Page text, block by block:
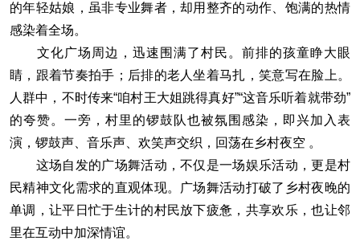
的年轻姑娘，虽非专业舞者，却用整齐的动作、饱满的热情
感染着全场。
文化广场周边，迅速围满了村民。前排的孩童睁大眼
睛，跟着节奏拍手；后排的老人坐着马扎，笑意写在脸上。
人群中，不时传来“咱村王大姐跳得真好”“这音乐听着就带劲”
的夸赞。一旁，村里的锣鼓队也被氛围感染，即兴加入表
演，锣鼓声、音乐声、欢笑声交织，回荡在乡村夜空 。
这场自发的广场舞活动，不仅是一场娱乐活动，更是村
民精神文化需求的直观体现。广场舞活动打破了乡村夜晚的
单调，让平日忙于生计的村民放下疲惫，共享欢乐，也让邻
里在互动中加深情谊。